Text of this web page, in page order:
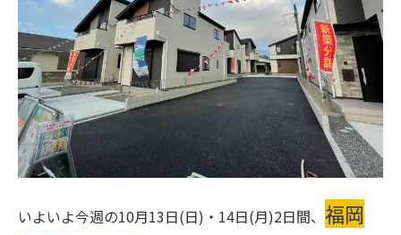
いよいよ今週の10月13日(日)・14日(月)2日間、 福岡